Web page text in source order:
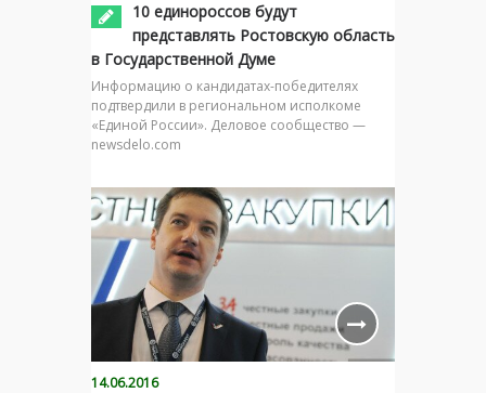
10 единороссов будут
представлять Ростовскую область
в Государственной Думе
Информацию о кандидатах-победителях
подтвердили в региональном исполкоме
«Единой России». Деловое сообщество —
newsdelo.com
14.06.2016